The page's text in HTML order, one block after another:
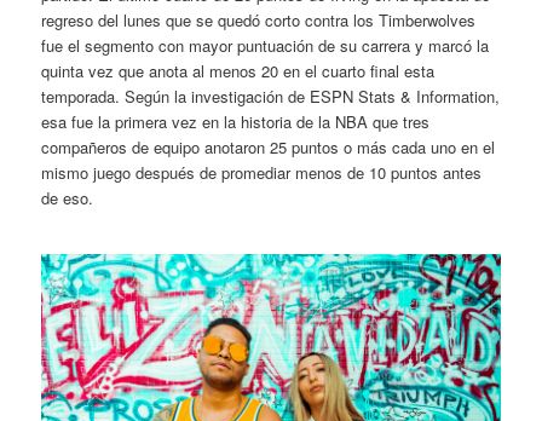
regreso del lunes que se quedó corto contra los Timberwolves
fue el segmento con mayor puntuación de su carrera y marcó la
quinta vez que anota al menos 20 en el cuarto final esta
temporada. Según la investigación de ESPN Stats & Information,
esa fue la primera vez en la historia de la NBA que tres
compañeros de equipo anotaron 25 puntos o más cada uno en el
mismo juego después de promediar menos de 10 puntos antes
de eso.